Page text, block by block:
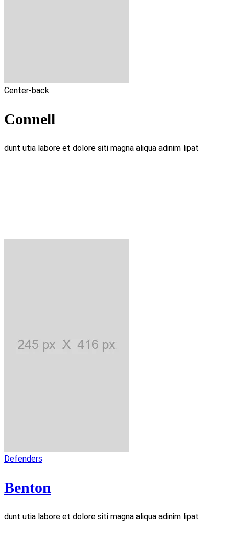
Center-back
Connell
dunt utia labore et dolore siti magna aliqua adinim lipat
Defenders
Benton
dunt utia labore et dolore siti magna aliqua adinim lipat